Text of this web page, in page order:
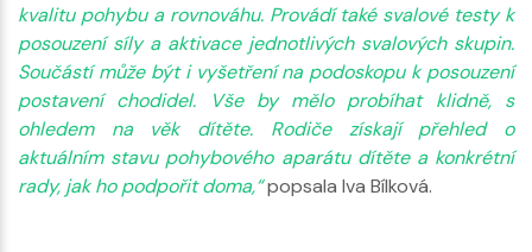
kvalitu pohybu a rovnováhu. Provádí také svalové testy k
posouzení síly a aktivace jednotlivých svalových skupin.
Součástí může být i vyšetření na podoskopu k posouzení
postavení chodidel. Vše by mělo probíhat klidně, s
ohledem na věk dítěte. Rodiče získají přehled o
aktuálním stavu pohybového aparátu dítěte a konkrétní
rady, jak ho podpořit doma,“popsala Iva Bílková.